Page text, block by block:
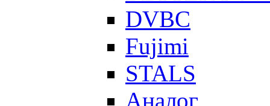
DVBC
Fujimi
STALS
Аналог